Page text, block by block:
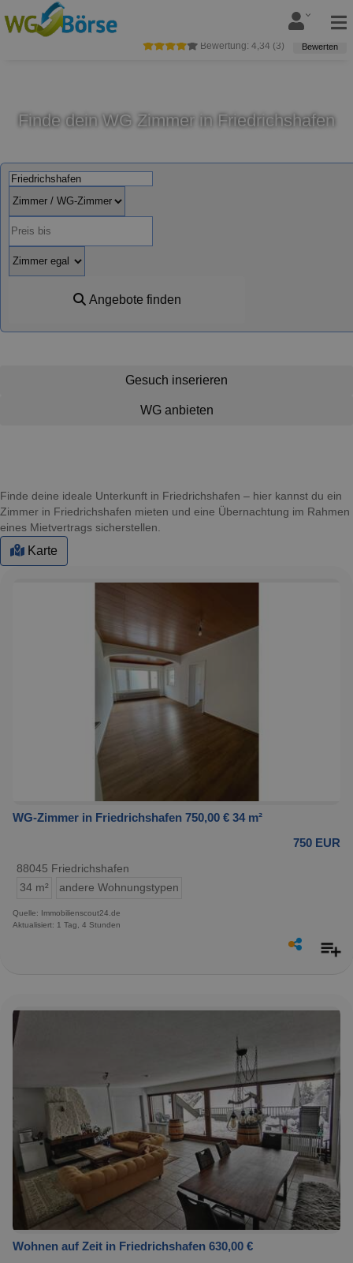
Bewertung: 4,34 (3) Bewerten
Finde dein WG Zimmer in Friedrichshafen
Angebote finden
Gesuch inserieren
WG anbieten
Finde deine ideale Unterkunft in Friedrichshafen – hier kannst du ein
Zimmer in Friedrichshafen mieten und eine Übernachtung im Rahmen
eines Mietvertrags sicherstellen.
Karte
WG-Zimmer in Friedrichshafen 750,00 € 34 m²
750 EUR
88045 Friedrichshafen
34 m²
andere Wohnungstypen
Quelle: Immobilienscout24.de
Aktualisiert: 1 Tag, 4 Stunden
Wohnen auf Zeit in Friedrichshafen 630,00 €